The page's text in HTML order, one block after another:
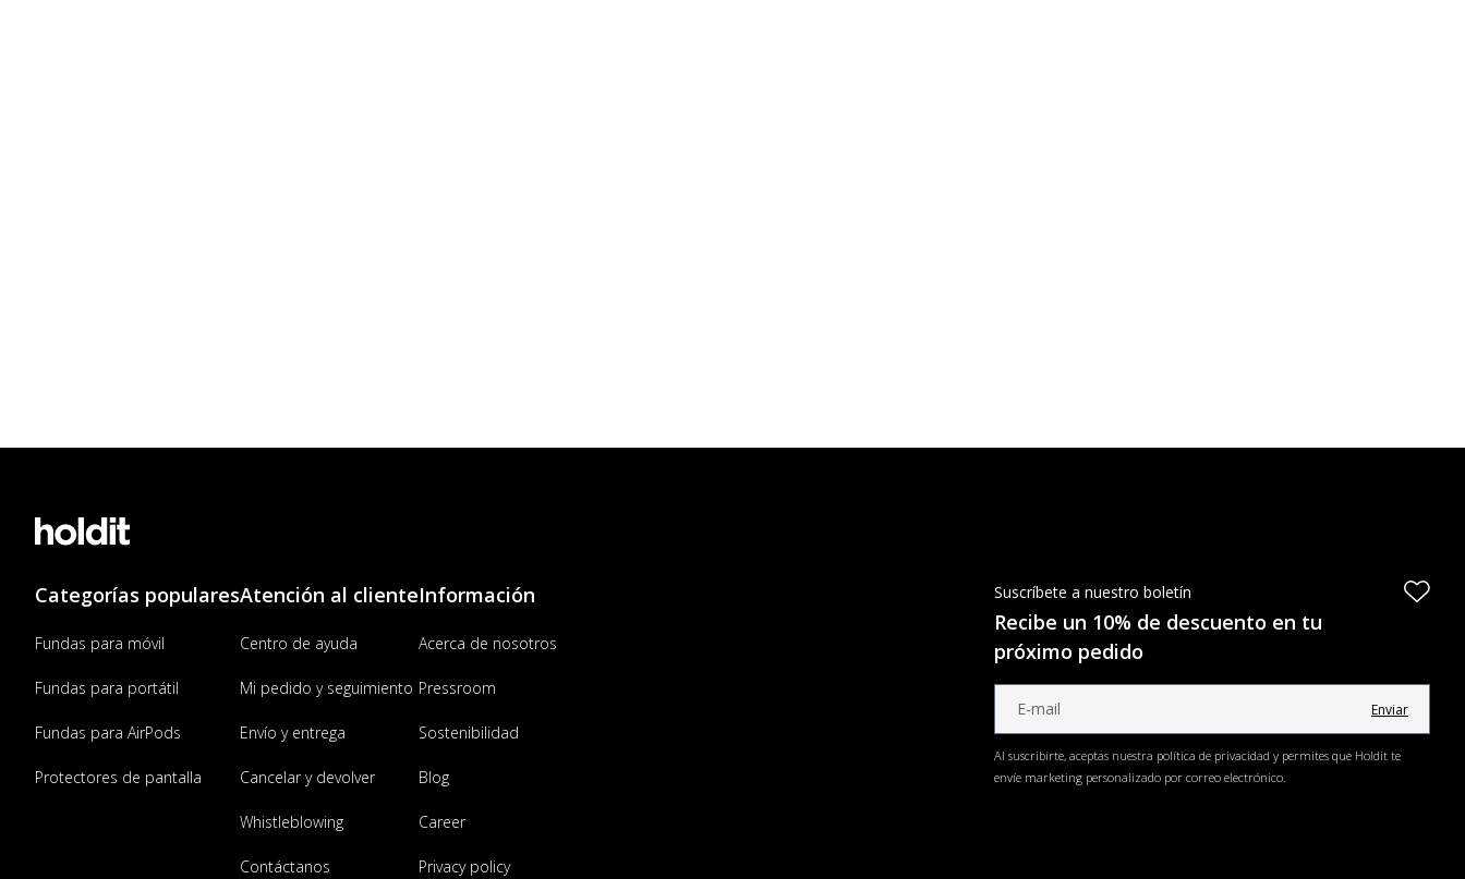
Categorías populares
Fundas para móvil
Fundas para portátil
Fundas para AirPods
Protectores de pantalla
Atención al cliente
Centro de ayuda
Mi pedido y seguimiento
Envío y entrega
Cancelar y devolver
Whistleblowing
Contáctanos
Información
Acerca de nosotros
Pressroom
Sostenibilidad
Blog
Career
Privacy policy
Suscríbete a nuestro boletín
Recibe un 10% de descuento en tu
próximo pedido
Enviar
Al suscribirte, aceptas nuestra política de privacidad y permites que Holdit te
envíe marketing personalizado por correo electrónico.